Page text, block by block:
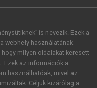
is nevezik. Ezek a
webhely használatának
milyen oldalakat keresett
Ezek az információk a
használhatóak, mivel az
Céljuk kizárólag a